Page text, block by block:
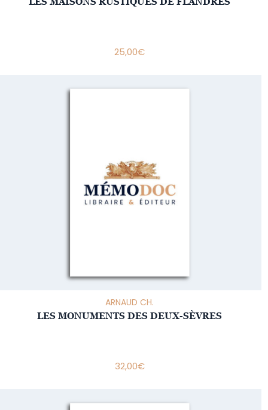
25,00€
ARNAUD CH.
LES MONUMENTS DES DEUX-SÈVRES
32,00€